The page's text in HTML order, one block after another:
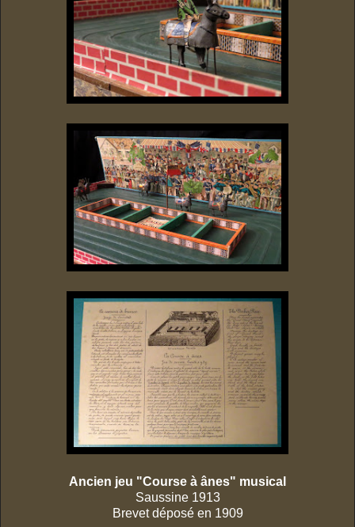
Ancien jeu "Course à ânes" musical
Saussine 1913
Brevet déposé en 1909